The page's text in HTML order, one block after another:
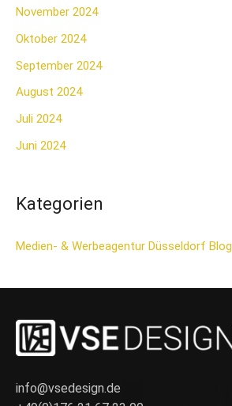
November 2024
Oktober 2024
September 2024
August 2024
Juli 2024
Juni 2024
Kategorien
Medien- & Werbeagentur Düsseldorf Blog
info@vsedesign.de